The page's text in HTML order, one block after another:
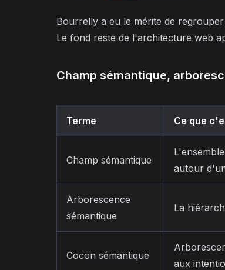
Bourrelly a eu le mérite de
Le fond reste de l'architecture web
Champ sémantique,
Terme Ce que
Champ sémantique
autour
Arborescence
sémantique
La
Cocon sémantique
aux